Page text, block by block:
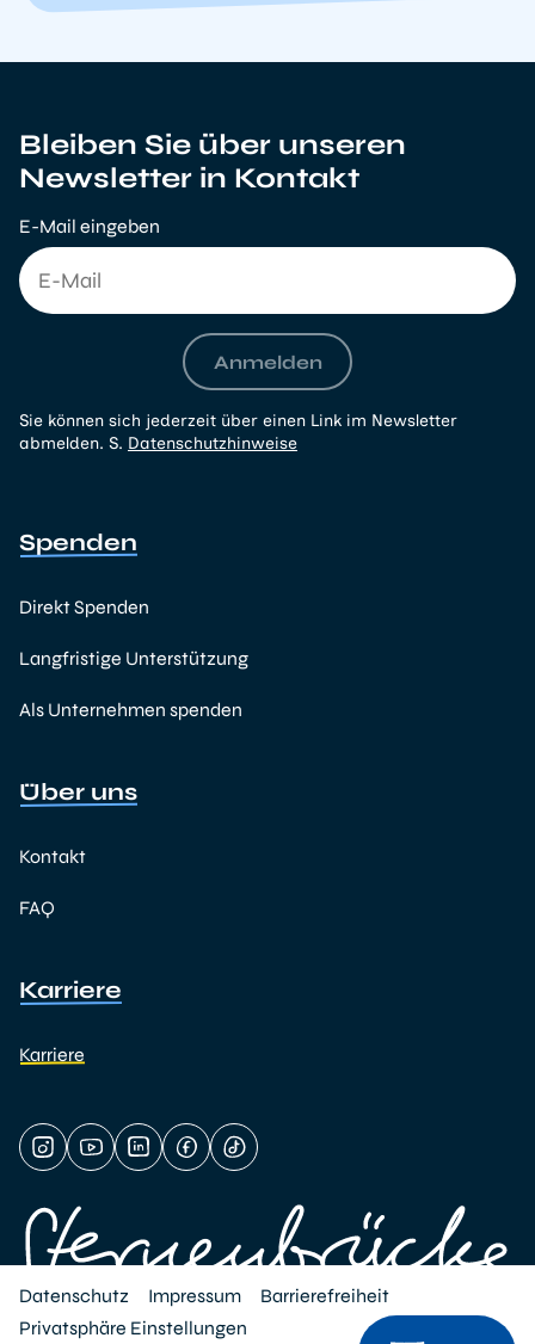
Bleiben Sie über unseren
Newsletter in Kontakt
E-Mail eingeben
Anmelden
Sie können sich jederzeit über einen Link im Newsletter
abmelden. S. Datenschutzhinweise
Spenden
Direkt Spenden
Langfristige Unterstützung
Als Unternehmen spenden
Über uns
Kontakt
FAQ
Karriere
Karriere
Datenschutz Impressum
Barrierefreiheit
Privatsphäre Einstellungen